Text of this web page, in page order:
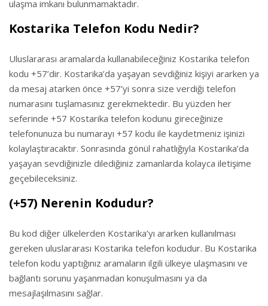
ulaşma imkanı bulunmamaktadır.
Kostarika Telefon Kodu Nedir?
Uluslararası aramalarda kullanabileceğiniz Kostarika telefon
kodu +57’dir. Kostarika’da yaşayan sevdiğiniz kişiyi ararken ya
da mesaj atarken önce +57’yi sonra size verdiği telefon
numarasını tuşlamasınız gerekmektedir. Bu yüzden her
seferinde +57 Kostarika telefon kodunu gireceğinize
telefonunuza bu numarayı +57 kodu ile kaydetmeniz işinizi
kolaylaştıracaktır. Sonrasında gönül rahatlığıyla Kostarika’da
yaşayan sevdiğinizle dilediğiniz zamanlarda kolayca iletişime
geçebileceksiniz.
(+57) Nerenin Kodudur?
Bu kod diğer ülkelerden Kostarika’yı ararken kullanılması
gereken uluslararası Kostarika telefon kodudur. Bu Kostarika
telefon kodu yaptığınız aramaların ilgili ülkeye ulaşmasını ve
bağlantı sorunu yaşanmadan konuşulmasını ya da
mesajlaşılmasını sağlar.